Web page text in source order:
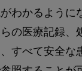
わかるように
の医療記録、
すべて安全な